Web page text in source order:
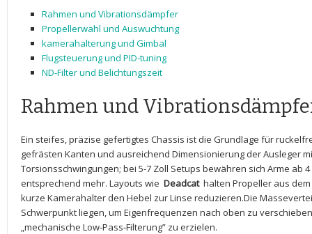
Rahmen und ​Vibrationsdämpfer
Propellerwahl und Auswuchtung
kamerahalterung​ und​ Gimbal
Flugsteuerung und PID-tuning
ND-Filter und Belichtungszeit
Rahmen und
Ein⁣ steifes, präzise ​gefertigtes Chassis ist die Grundlage für
gefrästen⁢ Kanten und ausreichend Dimensionierung der⁣ Ausleger
Torsionsschwingungen;⁣ bei 5-7 Zoll Setups bewähren sich Arme ab
entsprechend mehr. Layouts​ wie ⁣ Deadcat halten​ Propeller aus
⁢kurze‌ Kamerahalter den Hebel zur Linse reduzieren.Die
Schwerpunkt liegen, um Eigenfrequenzen⁢ nach oben zu
„mechanische Low‑Pass‑Filterung” zu erzielen.